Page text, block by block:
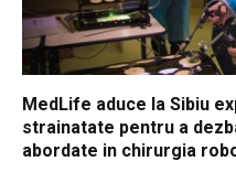
MedLife aduce la Sibiu
strainatate pentru a
abordate in chirurgia